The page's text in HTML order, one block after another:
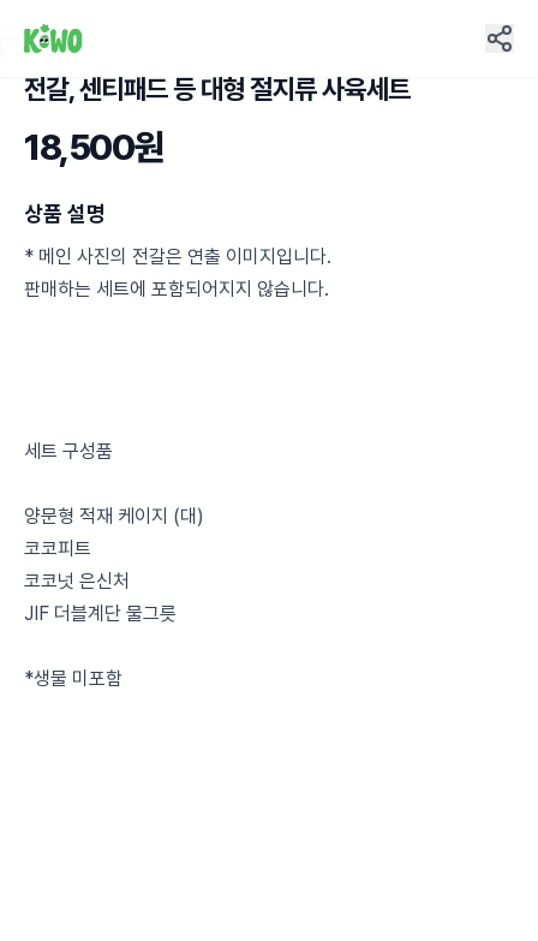
전갈, 센티패드 등 대형 절지류 사육세트
18,500원
상품 설명
* 메인 사진의 전갈은 연출 이미지입니다.
판매하는 세트에 포함되어지지 않습니다.
세트 구성품
양문형 적재 케이지 (대)
코코피트
코코넛 은신처
JIF 더블계단 물그릇
*생물 미포함